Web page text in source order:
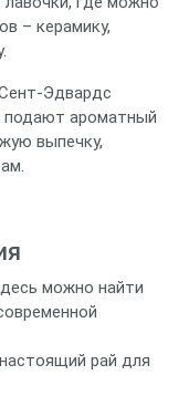
– керамику,
подают ароматный
выпечку,
можно найти
рай для